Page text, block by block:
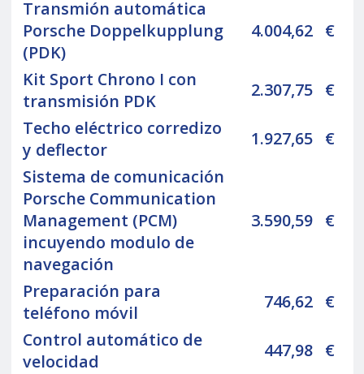
Transmión automática
Porsche Doppelkupplung
(PDK)
4.004,62 €
Kit Sport Chrono I con
transmisión PDK
2.307,75 €
Techo eléctrico corredizo
y deflector
1.927,65 €
Sistema de comunicación
Porsche Communication
Management (PCM)
incuyendo modulo de
navegación
3.590,59 €
Preparación para
teléfono móvil
746,62 €
Control automático de
velocidad
447,98 €